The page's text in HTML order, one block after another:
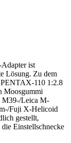
ist
Lösung. Zu dem
110 1:2.8
Moosgummi
M39-/Leica M-
Fuji X-Helicoid
gestellt,
Einstellschnecke